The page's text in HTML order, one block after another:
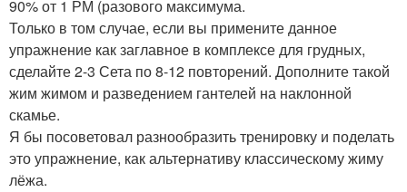
90% от 1 РМ (разового максимума.
Только в том случае, если вы примените данное
упражнение как заглавное в комплексе для грудных,
сделайте 2-3 Сета по 8-12 повторений. Дополните такой
жим жимом и разведением гантелей на наклонной
скамье.
Я бы посоветовал разнообразить тренировку и поделать
это упражнение, как альтернативу классическому жиму
лёжа.